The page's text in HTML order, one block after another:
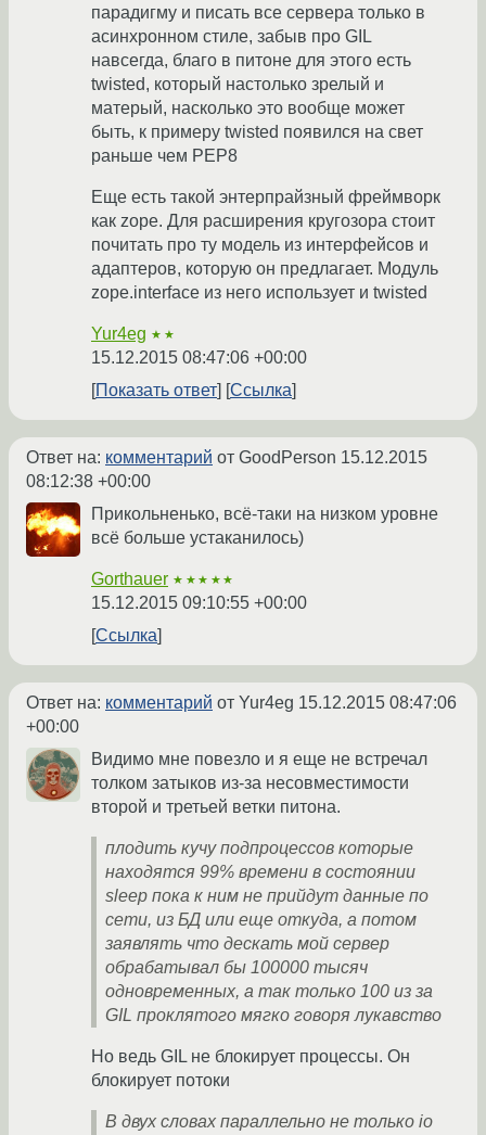
парадигму и писать все сервера только в
асинхронном стиле, забыв про GIL
навсегда, благо в питоне для этого есть
twisted, который настолько зрелый и
матерый, насколько это вообще может
быть, к примеру twisted появился на свет
раньше чем PEP8
Еще есть такой энтерпрайзный фреймворк
как zope. Для расширения кругозора стоит
почитать про ту модель из интерфейсов и
адаптеров, которую он предлагает. Модуль
zope.interface из него использует и twisted
Yur4eg ★★
15.12.2015 08:47:06 +00:00
Показать ответ
Ссылка
Ответ на: комментарий от GoodPerson 15.12.2015
08:12:38 +00:00
Прикольненько, всё-таки на низком уровне
всё больше устаканилось)
Gorthauer ★★★★★
15.12.2015 09:10:55 +00:00
Ссылка
Ответ на: комментарий от Yur4eg 15.12.2015 08:47:06
+00:00
Видимо мне повезло и я еще не встречал
толком затыков из-за несовместимости
второй и третьей ветки питона.
плодить кучу подпроцессов которые
находятся 99% времени в состоянии
sleep пока к ним не прийдут данные по
сети, из БД или еще откуда, а потом
заявлять что дескать мой сервер
обрабатывал бы 100000 тысяч
одновременных, а так только 100 из за
GIL проклятого мягко говоря лукавство
Но ведь GIL не блокирует процессы. Он
блокирует потоки
В двух словах параллельно не только io